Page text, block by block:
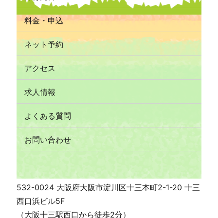
料金・申込
ネット予約
アクセス
求人情報
よくある質問
お問い合わせ
532-0024 大阪府大阪市淀川区十三本町2-1-20 十三
西口浜ビル5F
（大阪十三駅西口から徒歩2分）